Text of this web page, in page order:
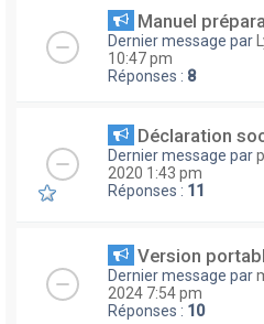
Manuel
Dernier message par
10:47 pm
Réponses : 8
Déclaration
Dernier message par
2020 1:43 pm
Réponses : 11
Version
Dernier message par
2024 7:54 pm
Réponses : 10